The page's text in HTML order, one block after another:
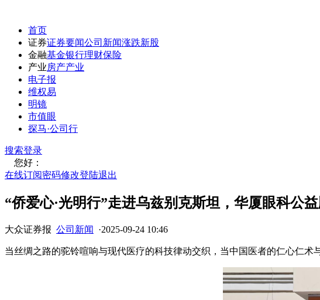
首页
证券证券要闻公司新闻涨跌新股
金融基金银行理财保险
产业房产产业
电子报
维权易
明镜
市值眼
探马·公司行
搜索登录
您好：
在线订阅密码修改登陆退出
“侨爱心·光明行”走进乌兹别克斯坦，华厦眼科公
大众证券报 公司新闻 ·2025-09-24 10:46
当丝绸之路的驼铃喧响与现代医疗的科技律动交织，当中国医者的仁心仁术